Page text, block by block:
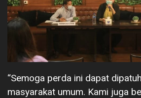
“Semoga perda ini dapat
masyarakat umum. Kami juga